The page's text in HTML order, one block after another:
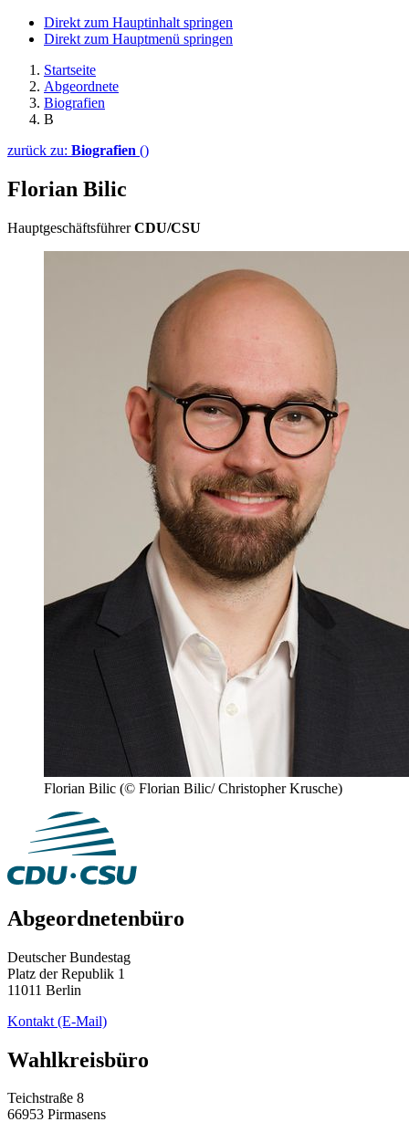
Direkt zum Hauptinhalt springen
Direkt zum Hauptmenü springen
Startseite
Abgeordnete
Biografien
B
zurück zu: Biografien ()
Florian Bilic
Hauptgeschäftsführer CDU/CSU
Florian Bilic (© Florian Bilic/ Christopher Krusche)
Abgeordnetenbüro
Deutscher Bundestag
Platz der Republik 1
11011 Berlin
Kontakt (E-Mail)
Wahlkreisbüro
Teichstraße 8
66953 Pirmasens